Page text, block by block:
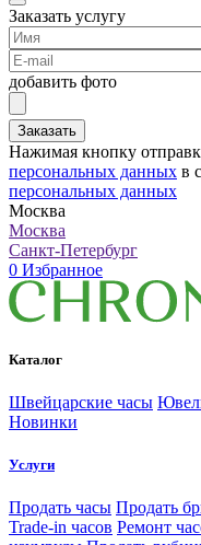
Заказать услугу
добавить фото
Заказать
Нажимая кнопку
персональных данных в
персональных данных
Москва
Москва
Санкт-Петербург
0 Избранное
Каталог
Швейцарские часы
Новинки
Услуги
Продать часы Продать
Trade-in часов Ремонт